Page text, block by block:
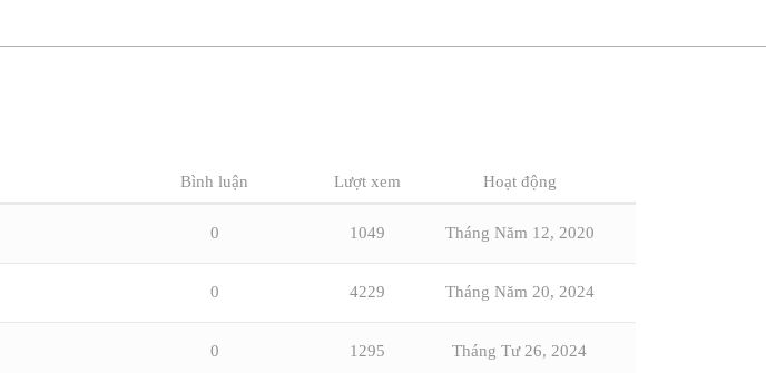
Bình luận Lượt xem Hoạt động
0 1049 Tháng Năm 12, 2020
0 4229 Tháng Năm 20, 2024
0 1295 Tháng Tư 26, 2024